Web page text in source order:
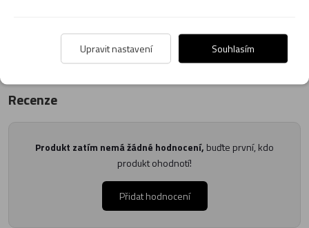
Recenze
Produkt zatím nemá žádné hodnocení, buďte první, kdo
produkt ohodnotí!
Přidat hodnocení
Upravit nastavení Souhlasím